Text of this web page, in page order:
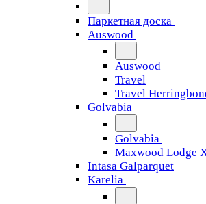
Паркетная доска
Auswood
Auswood
Travel
Travel
Golvabia
Golvabia
Maxwood Lodge
Intasa Galparquet
Karelia